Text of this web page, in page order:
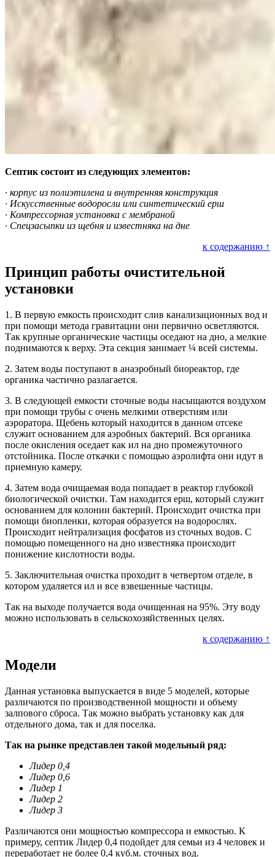
Септик состоит из следующих элементов:
· корпус из полиэтилена и внутренняя конструкция
· Искусственные водоросли или синтетический ерш
· Компрессорная установка с мембраной
· Спецзасыпки из щебня и известняка на дне
к содержанию ↑
Принцип работы очистительной
установки
1. В первую емкость происходит слив канализационных вод и
при помощи метода гравитации они первично осветляются.
Так крупные органические частицы оседают на дно, а мелкие
поднимаются к верху. Эта секция занимает ¼ всей системы.
2. Затем воды поступают в анаэробный биореактор, где
органика частично разлагается.
3. В следующей емкости сточные воды насыщаются воздухом
при помощи трубы с очень мелкими отверстиям или
аэроратора. Щебень который находится в данном отсеке
служит основанием для аэробных бактерий. Вся органика
после окисления оседает как ил на дно промежуточного
отстойника. После откачки с помощью аэролифта они идут в
приемную камеру.
4. Затем вода очищаемая вода попадает в реактор глубокой
биологической очистки. Там находится ерш, который служит
основанием для колонии бактерий. Происходит очистка при
помощи биопленки, которая образуется на водорослях.
Происходит нейтрализация фосфатов из сточных водов. С
помощью помещенного на дно известняка происходит
понижение кислотности воды.
5. Заключительная очистка проходит в четвертом отделе, в
котором удаляется ил и все взвешенные частицы.
Так на выходе получается вода очищенная на 95%. Эту воду
можно использовать в сельскохозяйственных целях.
к содержанию ↑
Модели
Данная установка выпускается в виде 5 моделей, которые
различаются по производственной мощности и объему
залпового сброса. Так можно выбрать установку как для
отдельного дома, так и для поселка.
Так на рынке представлен такой модельный ряд:
Лидер 0,4
Лидер 0,6
Лидер 1
Лидер 2
Лидер 3
Различаются они мощностью компрессора и емкостью. К
примеру, септик Лидер 0,4 подойдет для семьи из 4 человек и
переработает не более 0,4 куб.м. сточных вод.